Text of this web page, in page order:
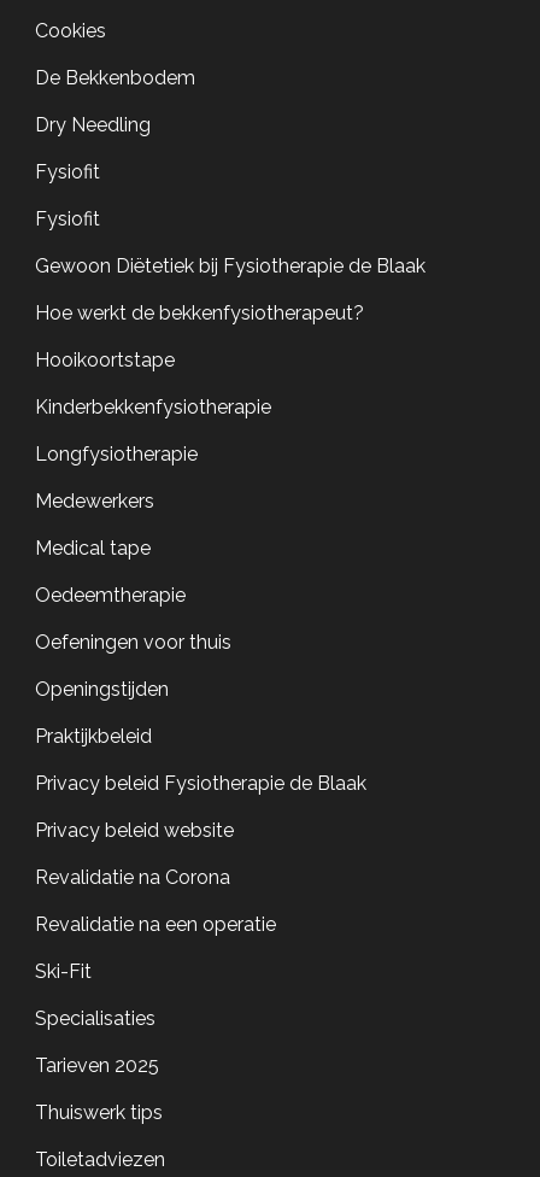
Cookies
De Bekkenbodem
Dry Needling
Fysiofit
Fysiofit
Gewoon Diëtetiek bij Fysiotherapie de Blaak
Hoe werkt de bekkenfysiotherapeut?
Hooikoortstape
Kinderbekkenfysiotherapie
Longfysiotherapie
Medewerkers
Medical tape
Oedeemtherapie
Oefeningen voor thuis
Openingstijden
Praktijkbeleid
Privacy beleid Fysiotherapie de Blaak
Privacy beleid website
Revalidatie na Corona
Revalidatie na een operatie
Ski-Fit
Specialisaties
Tarieven 2025
Thuiswerk tips
Toiletadviezen